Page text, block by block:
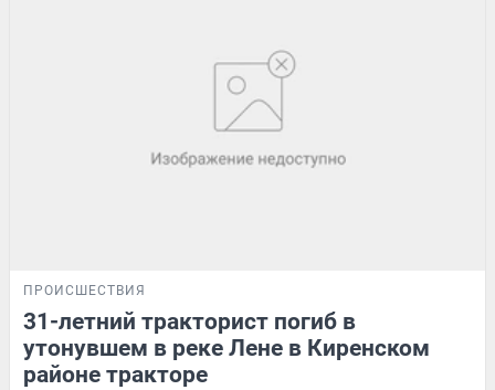
ПРОИСШЕСТВИЯ
31-летний тракторист погиб в
утонувшем в реке Лене в Киренском
районе тракторе